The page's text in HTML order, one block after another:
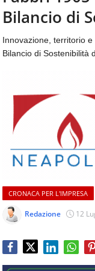
aggiornamenti
quotidiani
temi
come
food
&
beverage,
catering
e
articoli
sul
mondo
dell'alimentazione,
dei
fuoricasa,
CONTATTI
Bilancio di
Innovazione, territorio
Bilancio di Sostenibilità
CRONACA PER L'IMPRESA
Redazione 12